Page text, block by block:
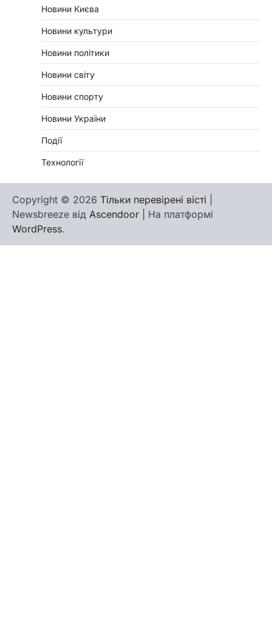
Новини Києва
Новини культури
Новини політики
Новини світу
Новини спорту
Новини України
Події
Технології
Copyright © 2026 Тільки перевірені вісті
Newsbreeze від Ascendoor | На платформі
WordPress.